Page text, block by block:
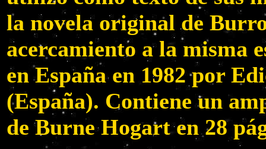
la novela original de
acercamiento a la misma
en España en 1982 por
(España). Contiene un
de Burne Hogart en 28